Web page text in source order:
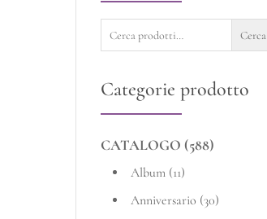
Cerca: Cerca
Categorie prodotto
CATALOGO (588)
Album (11)
Anniversario (30)